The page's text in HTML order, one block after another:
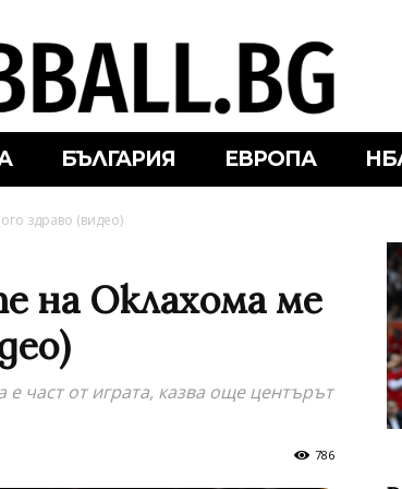
БЪЛГАРИЯ ЕВРОПА
здраво (видео)
на Оклахома ме
част от играта, казва още центърът
786